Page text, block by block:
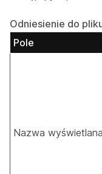
Odniesienie do
Pole
Nazwa wyświetlana